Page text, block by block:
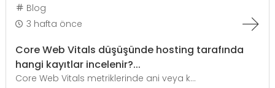
Blog
3 hafta önce
Core Web Vitals düşüşünde hosting tarafında
hangi kayıtlar incelenir?...
Core Web Vitals metriklerinde ani veya k...